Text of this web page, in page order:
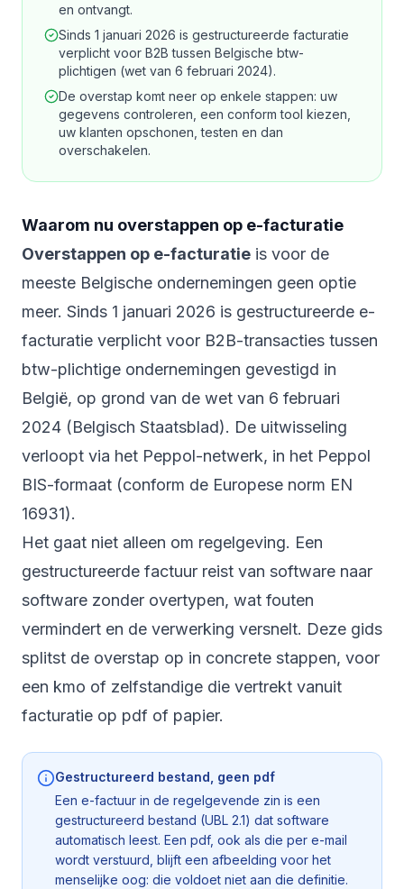
en ontvangt.
Sinds 1 januari 2026 is gestructureerde facturatie
verplicht voor B2B tussen Belgische btw-
plichtigen (wet van 6 februari 2024).
De overstap komt neer op enkele stappen: uw
gegevens controleren, een conform tool kiezen,
uw klanten opschonen, testen en dan
overschakelen.
Waarom nu overstappen op e-facturatie
Overstappen op e-facturatie is voor de
meeste Belgische ondernemingen geen optie
meer. Sinds 1 januari 2026 is gestructureerde e-
facturatie verplicht voor B2B-transacties tussen
btw-plichtige ondernemingen gevestigd in
België, op grond van de wet van 6 februari
2024 (Belgisch Staatsblad). De uitwisseling
verloopt via het Peppol-netwerk, in het Peppol
BIS-formaat (conform de Europese norm EN
16931).
Het gaat niet alleen om regelgeving. Een
gestructureerde factuur reist van software naar
software zonder overtypen, wat fouten
vermindert en de verwerking versnelt. Deze gids
splitst de overstap op in concrete stappen, voor
een kmo of zelfstandige die vertrekt vanuit
facturatie op pdf of papier.
Gestructureerd bestand, geen pdf
Een e-factuur in de regelgevende zin is een
gestructureerd bestand (UBL 2.1) dat software
automatisch leest. Een pdf, ook als die per e-mail
wordt verstuurd, blijft een afbeelding voor het
menselijke oog: die voldoet niet aan die definitie.